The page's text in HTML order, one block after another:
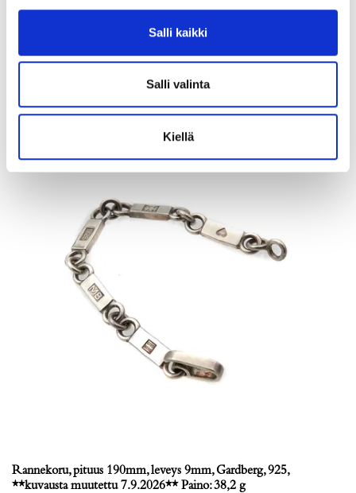
Salli kaikki
Salli valinta
Kiellä
Kivisormus, koko 18, 585br, Paino: 1,8 g
Johtava huuto:kuningatar1_
12.8.2026 19:42:30
Rannekoru, pituus 190mm, leveys 9mm, Gardberg, 925,
**kuvausta muutettu 7.9.2026** Paino: 38,2 g